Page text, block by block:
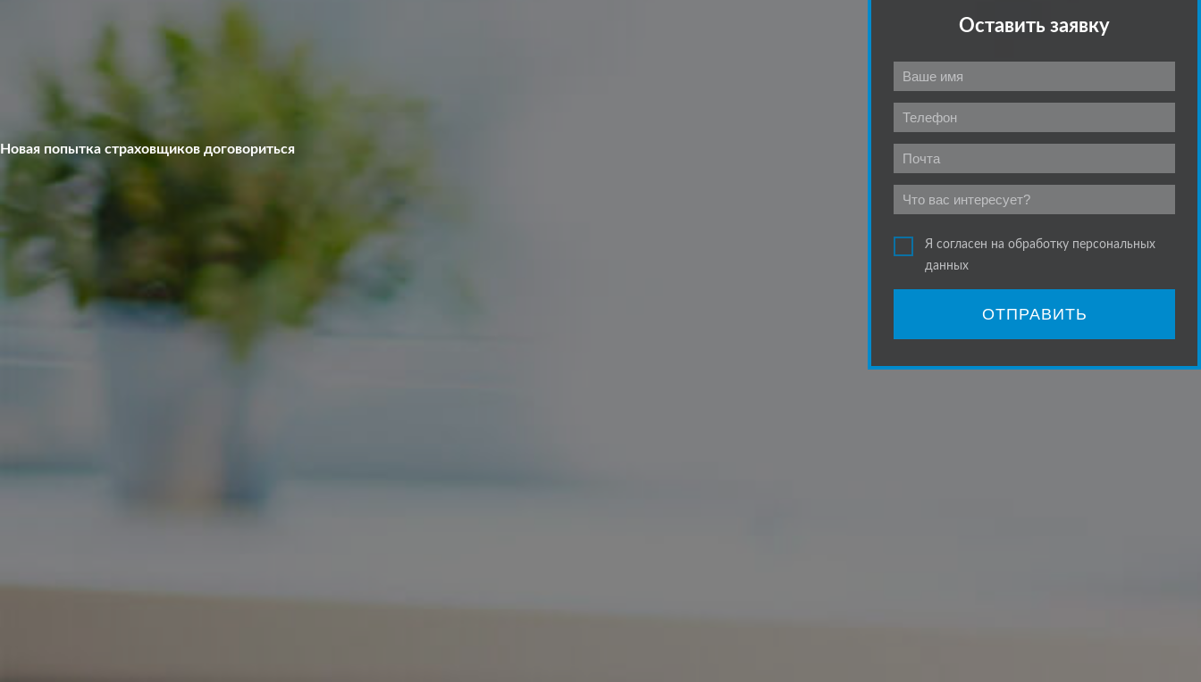
Новая попытка страховщиков договориться
Оставить заявку
Я согласен на обработку персональных
данных